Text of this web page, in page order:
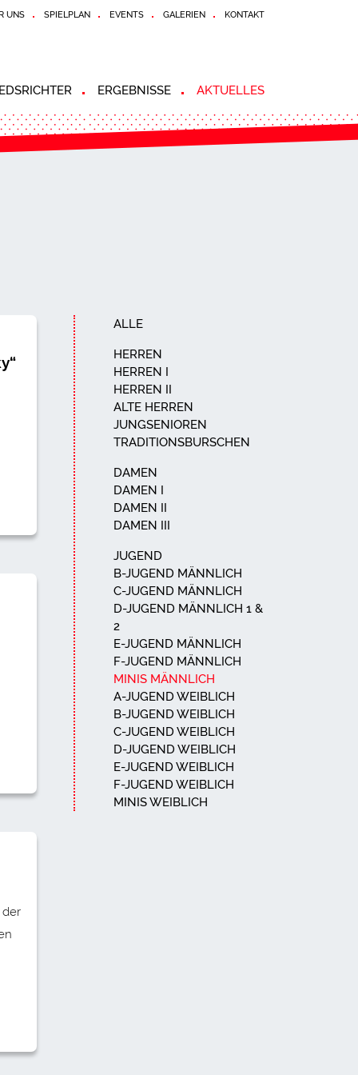
UNS SPIELPLAN EVENTS GALERIEN KONTAKT
ERGEBNISSE AKTUELLES
der
ALLE
HERREN
HERREN I
HERREN II
ALTE HERREN
JUNGSENIOREN
TRADITIONSBURSCHEN
DAMEN
DAMEN I
DAMEN II
DAMEN III
JUGEND
B-JUGEND MÄNNLICH
C-JUGEND MÄNNLICH
D-JUGEND MÄNNLICH 1 &
2
E-JUGEND MÄNNLICH
F-JUGEND MÄNNLICH
MINIS MÄNNLICH
A-JUGEND WEIBLICH
B-JUGEND WEIBLICH
C-JUGEND WEIBLICH
D-JUGEND WEIBLICH
E-JUGEND WEIBLICH
F-JUGEND WEIBLICH
MINIS WEIBLICH